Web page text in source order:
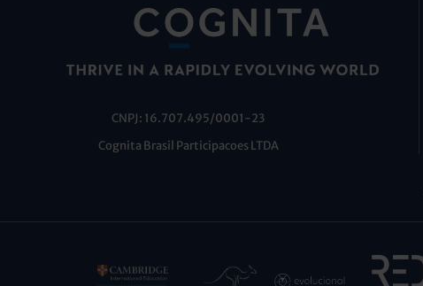
CNPJ: 16.707.495/0001-23
Cognita Brasil Participacoes LTDA